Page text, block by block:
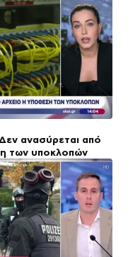
ανασύρεται από
των υποκλοπών